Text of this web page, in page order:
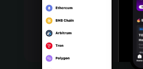
Português (Portugal)
Bahasa Indonesia